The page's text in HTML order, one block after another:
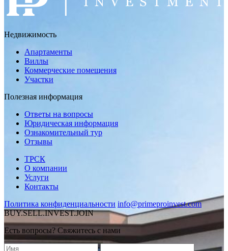
Недвижимость
Апартаменты
Виллы
Коммерческие помещения
Участки
Полезная информация
Ответы на вопросы
Юридическая информация
Ознакомительный тур
Отзывы
ТРСК
О компании
Услуги
Контакты
Политика конфиденциальности info@primeproinvest.com
BUY.SELL.INVEST.JOIN
Есть вопросы? Свяжитесь с нами